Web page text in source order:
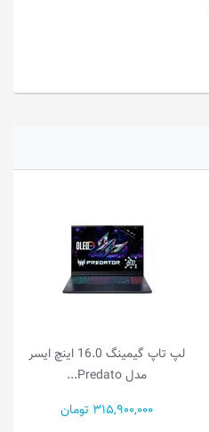
لپ تاپ 15.6 اینچ ایسر مدل
Aspire Go 15 A...
81,500,000 تومان